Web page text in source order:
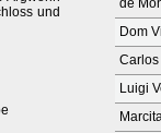
und
de
Dom
Carlos
Luigi